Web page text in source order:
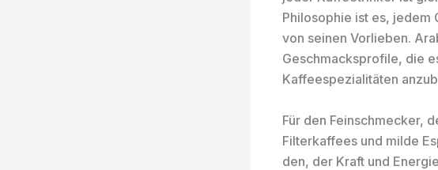
Philosophie ist es, jedem
von seinen Vorlieben.
Geschmacksprofile, die
Kaffeespezialitäten
Für den Feinschmecker,
Filterkaffees und milde
den, der Kraft und